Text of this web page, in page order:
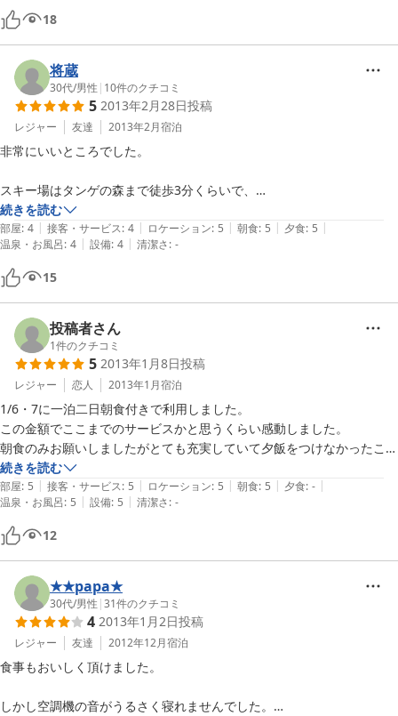
が、冷凍食品のオンパレードという感じで期待しているとちょっと残念
に思えるかな。
赤ちゃん連れで和室がいいファミリーやスキーの合宿には向いているん
じゃないでしょうか。
18
将蔵
30代/男性 | 10件のクチコミ
5 2013年2月28日投稿
レジャー 友達 2013年2月宿泊
非常にいいところでした。
スキー場はタンゲの森まで徒歩3分くらいで、
立地は良いです。
ご飯もお腹いっぱいになる程の量が出てきて、
朝はバイキングで種類がかなり多い！！
部屋もそれなりに広くて、きれいでした。
無線LANが1Fロビーしかつながらないのが残念ですが、
かなり満足の宿です。
是非ともまた利用したいです！！
続きを読む
部屋: 4 | 接客・サービス: 4 | ロケーション: 5 | 朝食: 5 | 夕食: 5 |
温泉・お風呂: 4 | 設備: 4 | 清潔さ: -
15
投稿者さん
1件のクチコミ
5 2013年1月8日投稿
レジャー 恋人 2013年1月宿泊
1/6・7に一泊二日朝食付きで利用しました。
この金額でここまでのサービスかと思うくらい感動しました。
朝食のみお願いしましたがとても充実していて夕飯をつけなかったこと
を後悔しました。
続きを読む
部屋: 5 | 接客・サービス: 5 | ロケーション: 5 | 朝食: 5 | 夕食: - |
温泉・お風呂: 5 | 設備: 5 | 清潔さ: -
12
★★papa★
30代/男性 |31件のクチコミ
4 2013年1月2日投稿
レジャー 友達 2012年12月宿泊
食事もおいしく頂けました。
しかし空調機の音がうるさく寝れませんでした。